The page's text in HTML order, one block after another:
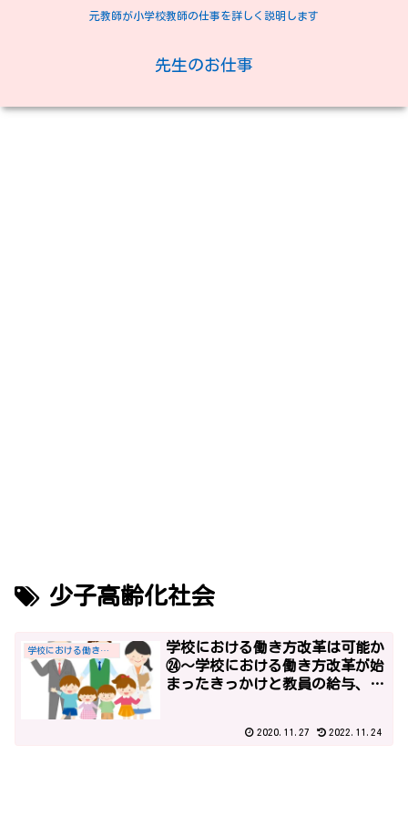
元教師が小学校教師の仕事を詳しく説明します
先生のお仕事
少子高齢化社会
学校における働き方改革
学校における働き方改革は可能か
㉔～学校における働き方改革が始
まったきっかけと教員の給与、平
務改善のためのガイドライン」～
2020.11.27 2022.11.24